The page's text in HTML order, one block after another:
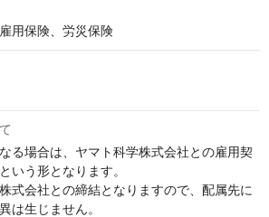
用保険、労災保険
る場合は、ヤマト科学株式会社との雇用契
いう形となります。
式会社との締結となりますので、配属先に
は生じません。